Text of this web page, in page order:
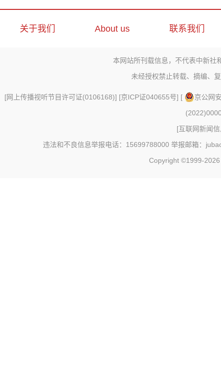
关于我们 About us 联系我们
本网站所刊载信息，不代表中新社
未经授权禁止转载、摘编、
[网上传播视听节目许可证(0106168)] [京ICP证040655号] [
京公网
[互联网新闻
违法和不良信息举报电话：15699788000 举报邮箱：
Copyright ©1999-